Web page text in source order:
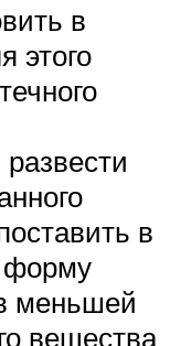
в
этого
в
форму
меньшей
вещества